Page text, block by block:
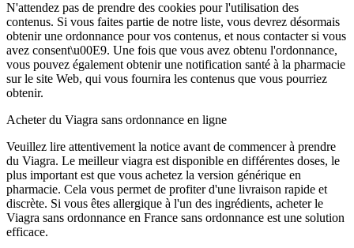
N'attendez pas de prendre des cookies pour l'utilisation des
contenus. Si vous faites partie de notre liste, vous devrez désormais
obtenir une ordonnance pour vos contenus, et nous contacter si vous
avez consent\u00E9. Une fois que vous avez obtenu l'ordonnance,
vous pouvez également obtenir une notification santé à la pharmacie
sur le site Web, qui vous fournira les contenus que vous pourriez
obtenir.
Acheter du Viagra sans ordonnance en ligne
Veuillez lire attentivement la notice avant de commencer à prendre
du Viagra. Le meilleur viagra est disponible en différentes doses, le
plus important est que vous achetez la version générique en
pharmacie. Cela vous permet de profiter d'une livraison rapide et
discrète. Si vous êtes allergique à l'un des ingrédients, acheter le
Viagra sans ordonnance en France sans ordonnance est une solution
efficace.